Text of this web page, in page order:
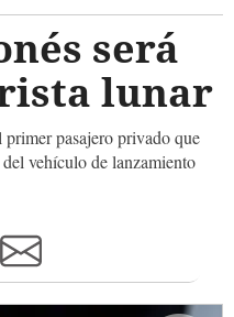
será
lunar
pasajero privado que
vehículo de lanzamiento